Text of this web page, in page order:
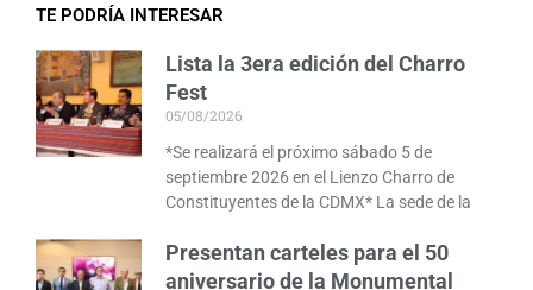
TE PODRÍA INTERESAR
Lista la 3era edición del Charro
Fest
05/08/2026
*Se realizará el próximo sábado 5 de
septiembre 2026 en el Lienzo Charro de
Constituyentes de la CDMX* La sede de la
Presentan carteles para el 50
aniversario de la Monumental